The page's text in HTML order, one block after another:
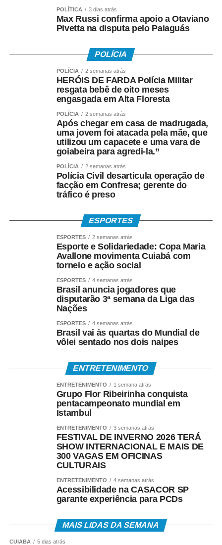
POLÍTICA 3 dias atrás
Max Russi confirma apoio a Otaviano
Pivetta na disputa pelo Paiaguás
POLÍCIA
POLÍCIA 2 semanas atrás
HERÓIS DE FARDA Polícia Militar
resgata bebê de oito meses
engasgada em Alta Floresta
POLÍCIA 2 semanas atrás
Após chegar em casa de madrugada,
uma jovem foi atacada pela mãe, que
utilizou um capacete e uma vara de
goiabeira para agredi-la.”
POLÍCIA 2 semanas atrás
Polícia Civil desarticula operação de
facção em Confresa; gerente do
tráfico é preso
ESPORTES
ESPORTES 2 semanas atrás
Esporte e Solidariedade: Copa Maria
Avallone movimenta Cuiabá com
torneio e ação social
ESPORTES 4 semanas atrás
Brasil anuncia jogadores que
disputarão 3ª semana da Liga das
Nações
ESPORTES 4 semanas atrás
Brasil vai às quartas do Mundial de
vôlei sentado nos dois naipes
ENTRETENIMENTO
ENTRETENIMENTO 1 semana atrás
Grupo Flor Ribeirinha conquista
pentacampeonato mundial em
Istambul
ENTRETENIMENTO 3 semanas atrás
FESTIVAL DE INVERNO 2026 TERÁ
SHOW INTERNACIONAL E MAIS DE
300 VAGAS EM OFICINAS
CULTURAIS
ENTRETENIMENTO 4 semanas atrás
Acessibilidade na CASACOR SP
garante experiência para PCDs
MAIS LIDAS DA SEMANA
CUIABÁ 5 dias atrás